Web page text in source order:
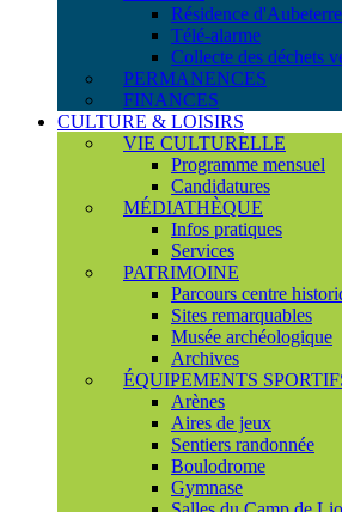
Résidence d'Aubeterre
Télé-alarme
Collecte des déchets
PERMANENCES
FINANCES
CULTURE & LOISIRS
VIE CULTURELLE
Programme mensuel
Candidatures
MÉDIATHÈQUE
Infos pratiques
Services
PATRIMOINE
Parcours centre
Sites remarquables
Musée archéologique
Archives
ÉQUIPEMENTS
Arènes
Aires de jeux
Sentiers randonnée
Boulodrome
Gymnase